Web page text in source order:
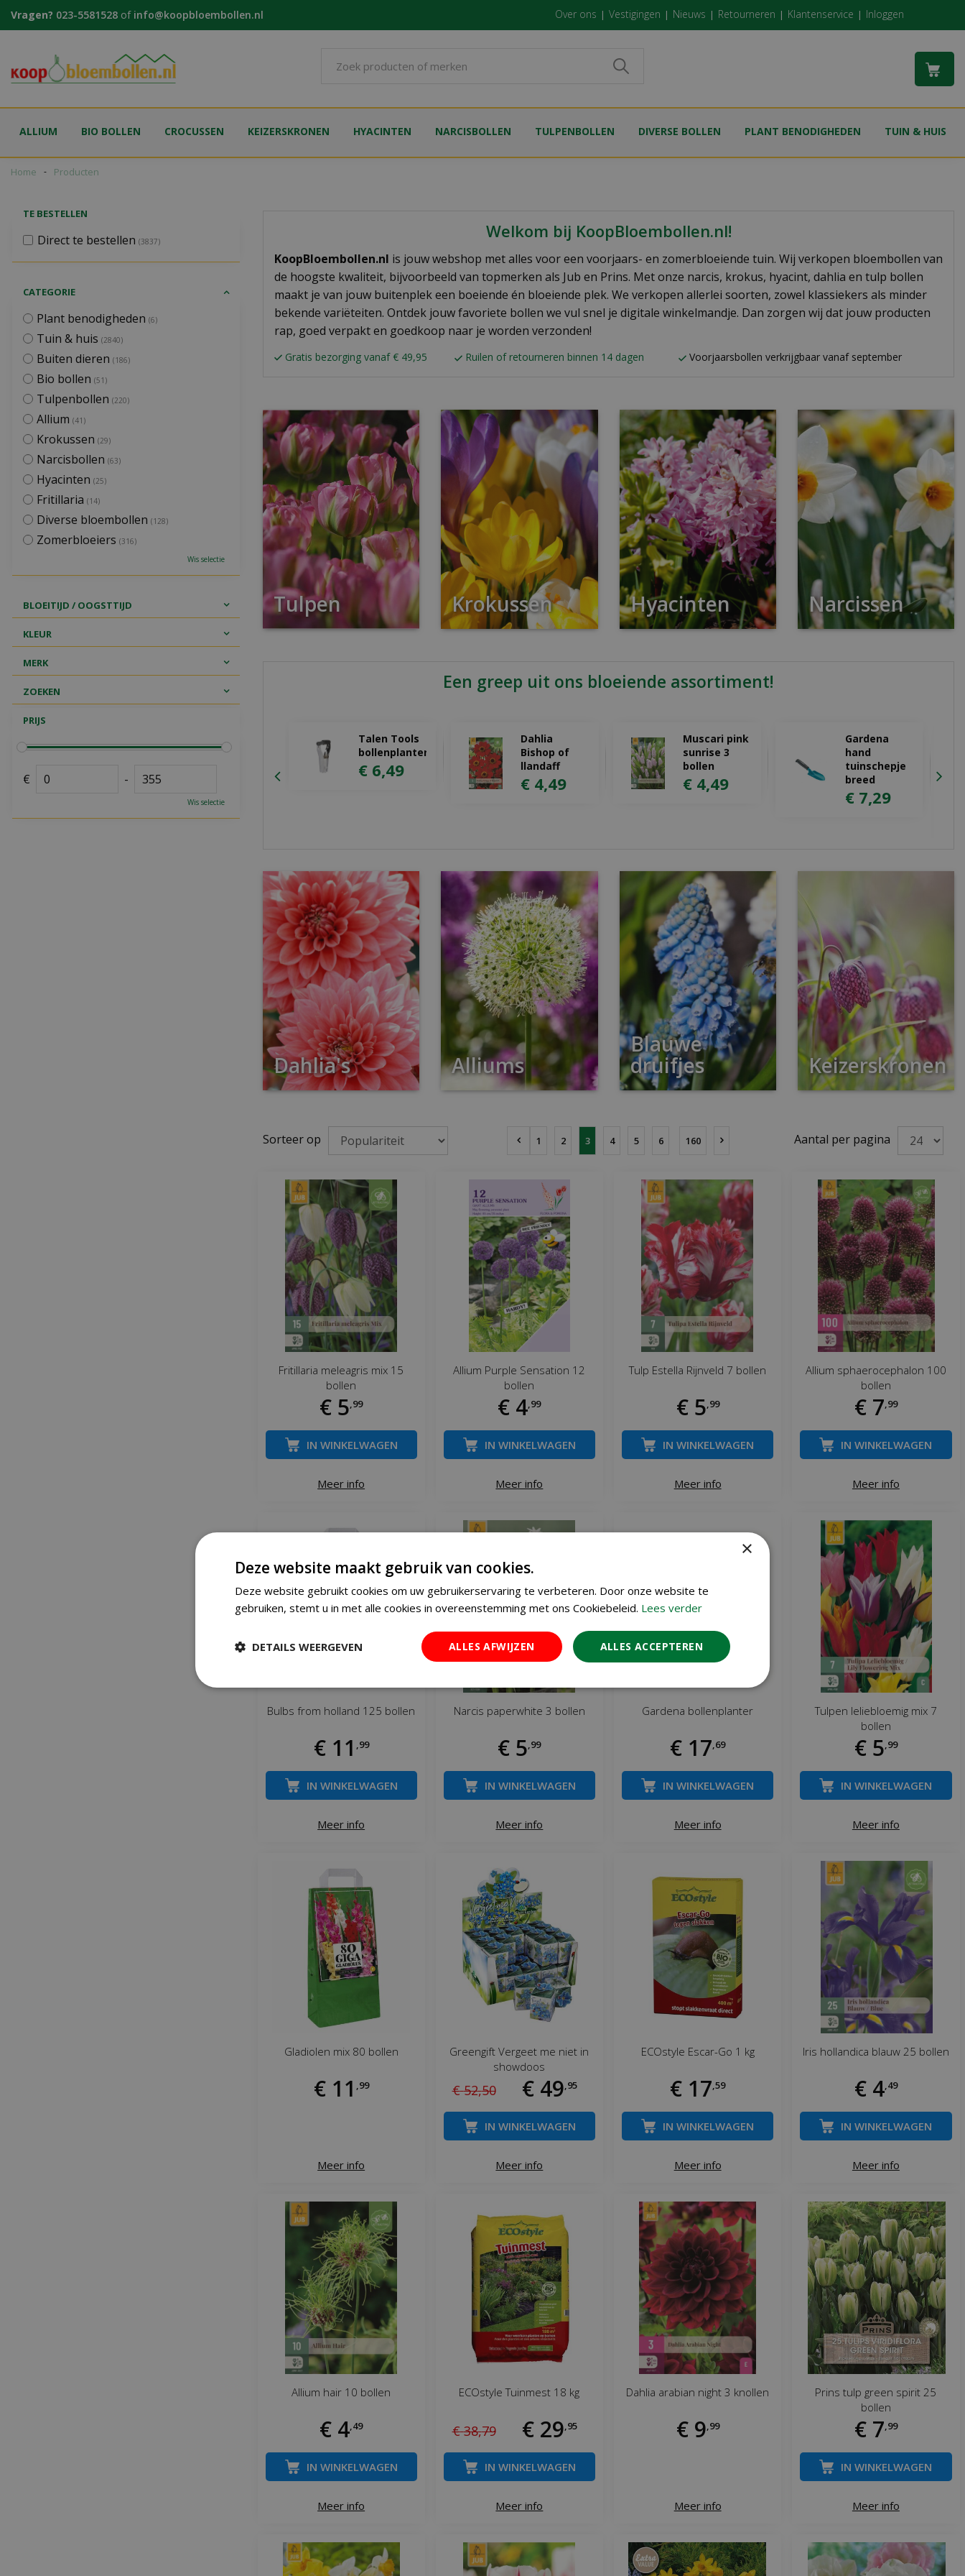
naar
Home Producten
Vragen? 023-5581528 of info@koopbloembollen.nl Over ons Vestigingen Nieuws Retourneren Klantenservice Inloggen
ALLIUM BIO BOLLEN CROCUSSEN KEIZERSKRONEN HYACINTEN NARCISBOLLEN TULPENBOLLEN DIVERSE BOLLEN PLANT BENODIGHEDEN TUIN & HUIS
Welkom bij KoopBloembollen.nl!
KoopBloembollen.nl is jouw webshop met alles voor een voorjaars- en zomerbloeiende tuin. Wij verkopen bloembollen van
de hoogste kwaliteit, bijvoorbeeld van topmerken als Jub en Prins. Met onze narcis, krokus, hyacint, dahlia en tulp bollen
maakt je van jouw buitenplek een boeiende én bloeiende plek. We verkopen allerlei soorten, zowel klassiekers als minder
bekende variëteiten. Ontdek jouw favoriete bollen we vul snel je digitale winkelmandje. Dan zorgen wij dat jouw producten
rap, goed verpakt en goedkoop naar je worden verzonden!
Gratis bezorging vanaf € 49,95 Ruilen of retourneren binnen 14 dagen Voorjaarsbollen verkrijgbaar vanaf september
Tulpen Krokussen Hyacinten Narcissen
Een greep uit ons bloeiende assortiment!
Talen Tools
bollenplanter
€ 6,49
Dahlia
Bishop of
llandaff
€ 4,49
Muscari pink
sunrise 3
bollen
€ 4,49
Gardena
hand
tuinschepje
breed
€ 7,29
Dahlia's Alliums
Blauwe
druifjes Keizerskronen
Aantal per pagina
Sorteer op 1 2 3 4 5 6 160
Fritillaria meleagris mix 15
bollen
€ 5 99
Meer info
IN WINKELWAGEN
Allium Purple Sensation 12
bollen
€ 4 99
Meer info
IN WINKELWAGEN
Tulp Estella Rijnveld 7 bollen
€ 5 99
Meer info
IN WINKELWAGEN
Allium sphaerocephalon 100
bollen
€ 7 99
Meer info
IN WINKELWAGEN
Bulbs from holland 125 bollen
€ 11 99
Meer info
IN WINKELWAGEN
Narcis paperwhite 3 bollen
€ 5 99
Meer info
IN WINKELWAGEN
Gardena bollenplanter
€ 17 69
Meer info
IN WINKELWAGEN
Tulpen leliebloemig mix 7
bollen
€ 5 99
Meer info
IN WINKELWAGEN
Gladiolen mix 80 bollen
€ 11 99
Meer info
Greengift Vergeet me niet in
showdoos
€ 52,50 € 49 95
Meer info
IN WINKELWAGEN
ECOstyle Escar-Go 1 kg
€ 17 ,59
Meer info
IN WINKELWAGEN
Iris hollandica blauw 25 bollen
€ 4 49
Meer info
IN WINKELWAGEN
Allium hair 10 bollen
€ 4 49
Meer info
IN WINKELWAGEN
ECOstyle Tuinmest 18 kg
€ 38,79 € 29 95
Meer info
IN WINKELWAGEN
Dahlia arabian night 3 knollen
€ 9 99
Meer info
Prins tulp green spirit 25
bollen
€ 7 99
Meer info
IN WINKELWAGEN
TE BESTELLEN
Direct te bestellen (3837)
CATEGORIE
Plant benodigheden (6)
Tuin & huis (2840)
Buiten dieren (186)
Bio bollen (51)
Tulpenbollen (220)
Allium (41)
Krokussen (29)
Narcisbollen (63)
Hyacinten (25)
Fritillaria (14)
Diverse bloembollen (128)
Zomerbloeiers (316)
Wis selectie
BLOEITIJD / OOGSTTIJD
KLEUR
MERK
ZOEKEN
PRIJS
€ -
Wis selectie
×
Deze website maakt gebruik van cookies.
Deze website gebruikt cookies om uw gebruikerservaring te verbeteren. Door onze website te
gebruiken, stemt u in met alle cookies in overeenstemming met ons Cookiebeleid. Lees verder
ALLES ACCEPTEREN
ALLES AFWIJZEN
DETAILS WEERGEVEN